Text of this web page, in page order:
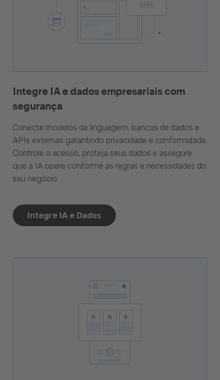
Integre IA e dados empresariais com
segurança
Conecte modelos de linguagem, bancos de dados e
APIs externas garantindo privacidade e conformidade.
Controle o acesso, proteja seus dados e assegure
que a IA opere conforme as regras e necessidades do
seu negócio.
Integre IA e Dados